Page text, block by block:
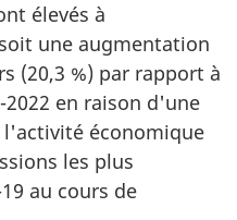
élevés à
une augmentation
(20,3 %) par rapport à
en raison d'une
économique
les plus
au cours de